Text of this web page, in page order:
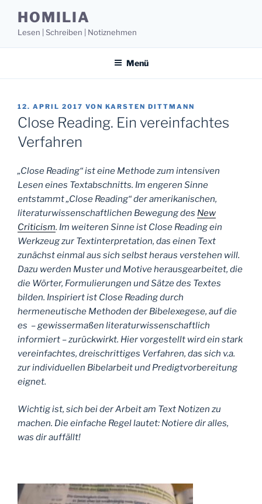
Inhalt
springen
HOMILIA
Lesen | Schreiben | Notiznehmen
Menü
VERÖFFENTLICHT
AM
12. APRIL 2017 VON KARSTEN DITTMANN
Close Reading. Ein vereinfachtes
Verfahren
„Close Reading“ ist eine Methode zum intensiven
Lesen eines Textabschnitts. Im engeren Sinne
entstammt „Close Reading“ der amerikanischen,
literaturwissenschaftlichen Bewegung des New
Criticism. Im weiteren Sinne ist Close Reading ein
Werkzeug zur Textinterpretation, das einen Text
zunächst einmal aus sich selbst heraus verstehen will.
Dazu werden Muster und Motive herausgearbeitet, die
die Wörter, Formulierungen und Sätze des Textes
bilden. Inspiriert ist Close Reading durch
hermeneutische Methoden der Bibelexegese, auf die
es – gewissermaßen literaturwissenschaftlich
informiert – zurückwirkt. Hier vorgestellt wird ein stark
vereinfachtes, dreischrittiges Verfahren, das sich v.a.
zur individuellen Bibelarbeit und Predigtvorbereitung
eignet.
Wichtig ist, sich bei der Arbeit am Text Notizen zu
machen. Die einfache Regel lautet: Notiere dir alles,
was dir auffällt!